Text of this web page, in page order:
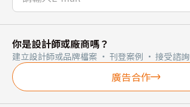
你是設計師或廠商嗎？
建立設計師或品牌檔案 · 刊登案例 · 接受諮詢
廣告合作